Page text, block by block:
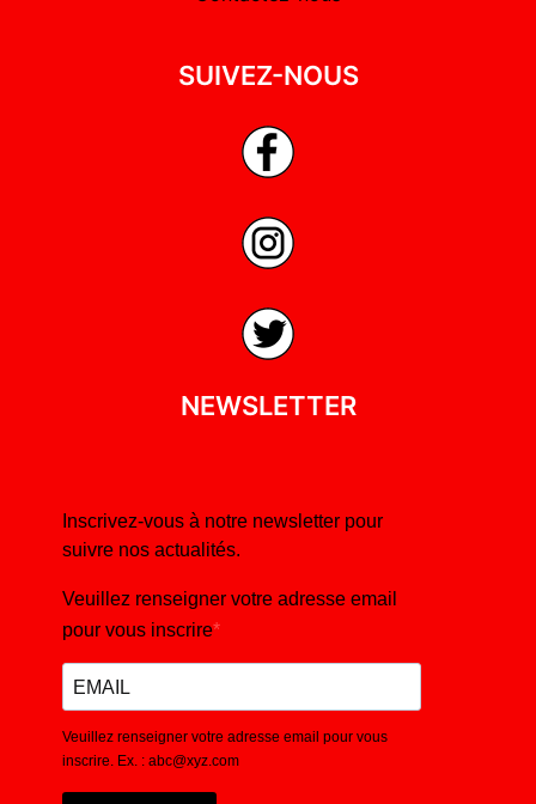
SUIVEZ-NOUS
NEWSLETTER
Inscrivez-vous à notre newsletter pour
suivre nos actualités.
Veuillez renseigner votre adresse email
pour vous inscrire
Veuillez renseigner votre adresse email pour vous
inscrire. Ex. : abc@xyz.com